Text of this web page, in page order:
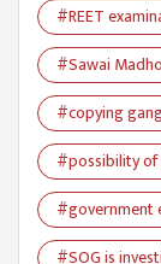
#REET
#Sawai
#copying
#possibility of
#government
#SOG is